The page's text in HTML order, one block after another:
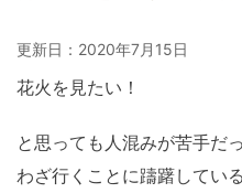
更新日： 2020年7月15日
花火を見たい！
と思っても人混みが苦手だ
わざ行くことに躊躇している